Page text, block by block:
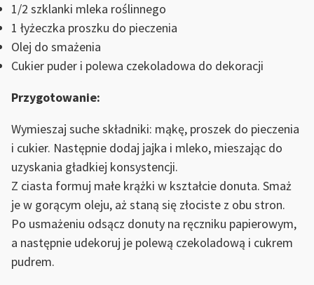
1/2 szklanki mleka roślinnego
1 łyżeczka proszku do pieczenia
Olej do smażenia
Cukier puder i polewa czekoladowa do dekoracji
Przygotowanie:
Wymieszaj suche składniki: mąkę, proszek do pieczenia
i cukier. Następnie dodaj jajka i mleko, mieszając do
uzyskania gładkiej konsystencji.
Z ciasta formuj małe krążki w kształcie donuta. Smaż
je w gorącym oleju, aż staną się złociste z obu stron.
Po usmażeniu odsącz donuty na ręczniku papierowym,
a następnie udekoruj je polewą czekoladową i cukrem
pudrem.